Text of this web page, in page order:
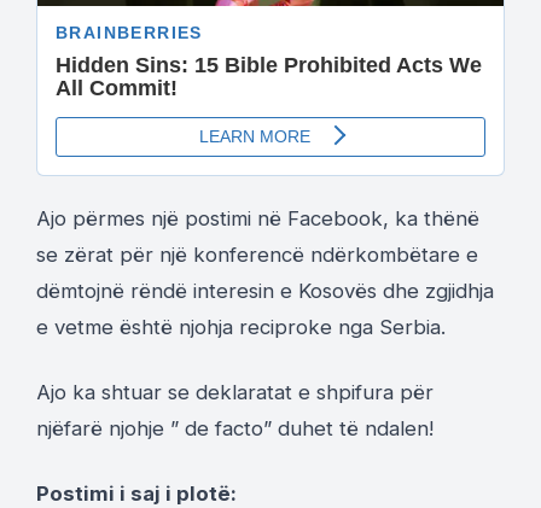
Ajo përmes një postimi në Facebook, ka thënë
se zërat për një konferencë ndërkombëtare e
dëmtojnë rëndë interesin e Kosovës dhe zgjidhja
e vetme është njohja reciproke nga Serbia.
Ajo ka shtuar se deklaratat e shpifura për
njëfarë njohje ” de facto” duhet të ndalen!
Postimi i saj i plotë: